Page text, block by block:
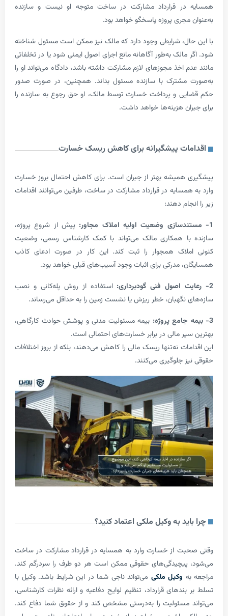
قرارداد مشارکت در ساخت متوجه او نیست و سازنده
پروژه پاسخگو خواهد بود.
شرایطی وجود دارد که مالک نیز ممکن است مسئول شناخته
به‌طور آگاهانه مانع اجرای اصول ایمنی شود یا در تخلفاتی
اخذ مجوزهای لازم مشارکت داشته باشد، دادگاه می‌تواند او را
با سازنده مسئول بداند. همچنین، در صورت صدور
و پرداخت خسارت توسط مالک، او حق رجوع به سازنده را
هزینه‌ها خواهد داشت.
پیشگیرانه برای کاهش ریسک خسارت
همیشه بهتر از جبران است. برای کاهش احتمال بروز خسارت
در قرارداد مشارکت در ساخت، طرفین می‌توانند اقدامات
دهند:
پیش از شروع پروژه،
همکاری مالک می‌تواند با کمک کارشناس رسمی، وضعیت
همجوار را ثبت کند. این کار در صورت ادعای کاذب
مدرکی برای اثبات وجود آسیب‌های قبلی خواهد بود.
استفاده از روش پله‌کانی و نصب
نگهبان، خطر ریزش یا نشست زمین را به حداقل می‌رساند.
بیمه مسئولیت مدنی و پوشش حوادث کارگاهی،
مالی در برابر خسارت‌های احتمالی است.
نه‌تنها ریسک مالی را کاهش می‌دهند، بلکه از بروز اختلافات
جلوگیری می‌کنند.
به وکیل ملکی اعتماد کنید؟
از خسارت وارد به همسایه در قرارداد مشارکت در ساخت
حقوقی ممکن است هر دو طرف را سردرگم کند.
وکیل ملکی می‌تواند ناجی شما در این شرایط باشد. وکیل با
قرارداد، تنظیم لوایح دفاعیه و ارائه نظرات کارشناسی،
مسئولیت را به‌درستی مشخص کند و از حقوق شما دفاع کند.